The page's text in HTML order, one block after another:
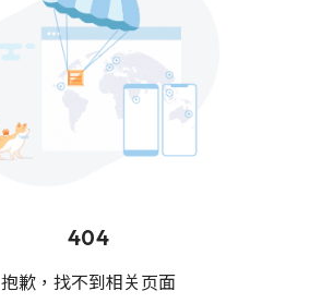
404
抱歉，找不到相关页面